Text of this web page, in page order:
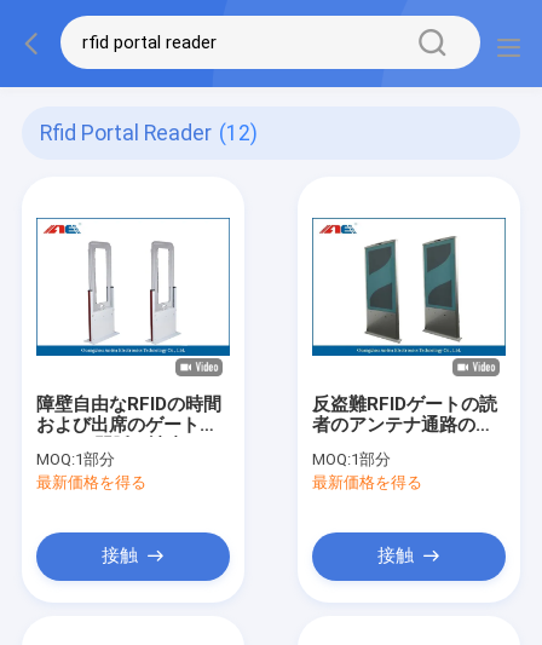
Rfid Portal Reader (12)
障壁自由なRFIDの時間
および出席のゲート、
クリルおよび金属板ハ
ウジング
MOQ:1部分
最新価格を得る
接触
反盗難RFIDゲートの読
者のアンテナ通路の幅
議定書
MOQ:1部分
最新価格を得る
接触